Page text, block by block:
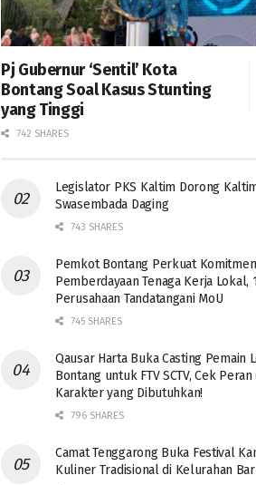
Pj Gubernur ‘Sentil’ Kota
Bontang Soal Kasus Stunting
yang Tinggi
742 SHARES
Legislator PKS Kaltim Dorong
Swasembada Daging
743 SHARES
Pemkot Bontang Perkuat Komitmen
Pemberdayaan Tenaga Kerja Lokal,
Perusahaan Tandatangani MoU
745 SHARES
Qausar Harta Buka Casting Pemain
Bontang untuk FTV SCTV, Cek Peran
Karakter yang Dibutuhkan!
796 SHARES
Camat Tenggarong Buka Festival
Kuliner Tradisional di Kelurahan